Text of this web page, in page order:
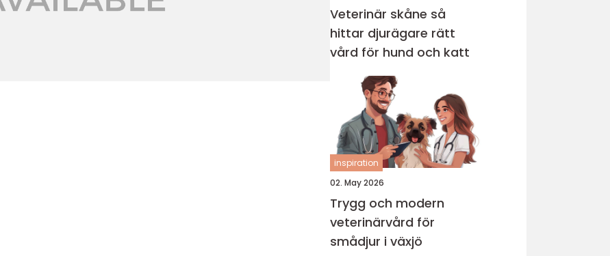
Veterinär skåne så
hittar djurägare rätt
vård för hund och katt
inspiration
02. May 2026
Trygg och modern
veterinärvård för
smådjur i växjö